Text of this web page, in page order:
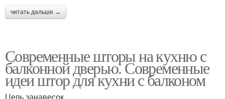
читать дальше →
Современные шторы на кухню с
балконной дверью. Современные
идеи штор для кухни с балконом